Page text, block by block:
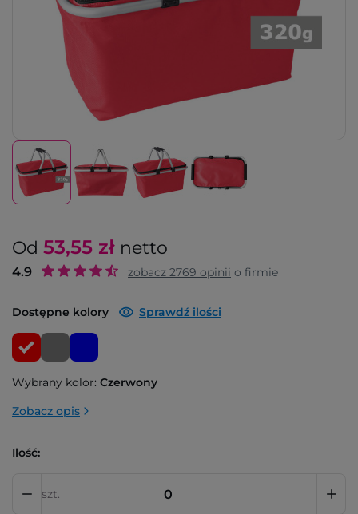
Od 53,55 zł netto
4.9 zobacz 2769 opinii o firmie
Dostępne kolory Sprawdź ilości
Wybrany kolor: Czerwony
Zobacz opis
Ilość:
szt.